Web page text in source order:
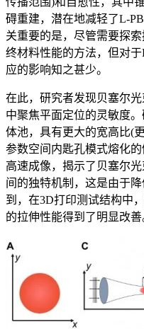
碍重建，潜在地减轻了L-
关重要的是，尽管需要探
终材料性能的方法，但对
应的影响知之甚少。
在此，研究者发现贝塞尔
中聚焦平面定位的灵敏度
体池，具有更大的宽高比(
参数空间内匙孔模式熔化
高速成像，揭示了贝塞尔
间的独特机制，这是由于
到，在3D打印测试结构中
的拉伸性能得到了明显改善